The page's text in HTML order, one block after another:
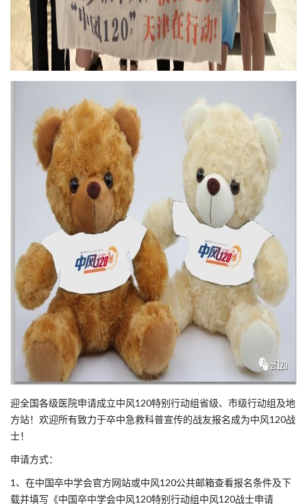
迎全国各级医院申请成立中风120特别行动组省级、市级行动组及地
方站！欢迎所有致力于卒中急救科普宣传的战友报名成为中风120战
士！
申请方式：
1、在中国卒中学会官方网站或中风120公共邮箱查看报名条件及下
载并填写《中国卒中学会中风120特别行动组中风120战士申请